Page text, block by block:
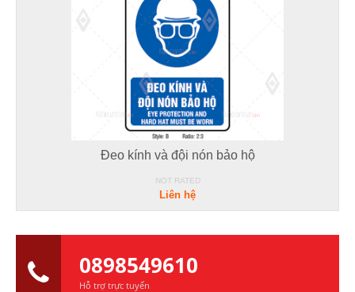
Đeo kính và đội nón bảo hộ
NOT RATED
Liên hệ
0898549610
Hỗ trợ trực tuyến